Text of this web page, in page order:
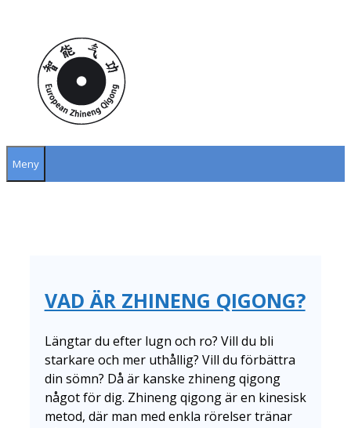
innehåll
Meny
VAD ÄR ZHINENG QIGONG?
Längtar du efter lugn och ro? Vill du bli
starkare och mer uthållig? Vill du förbättra
din sömn? Då är kanske zhineng qigong
något för dig. Zhineng qigong är en kinesisk
metod, där man med enkla rörelser tränar